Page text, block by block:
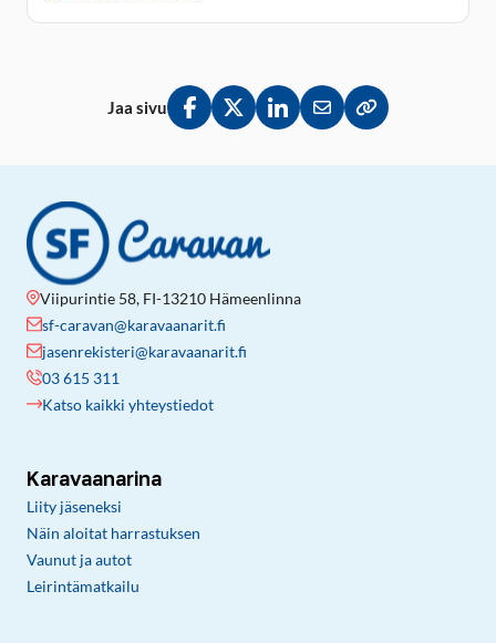
Jaa sivu
Jaa Facebookissa
Jaa Twitterissä
Jaa LinkedInissä
Jaa sähköpostitse
Kopioi linkki
Viipurintie 58, FI-13210 Hämeenlinna
sf-caravan@karavaanarit.fi
jasenrekisteri@karavaanarit.fi
03 615 311
Katso kaikki yhteystiedot
Karavaanarina
Liity jäseneksi
Näin aloitat harrastuksen
Vaunut ja autot
Leirintämatkailu